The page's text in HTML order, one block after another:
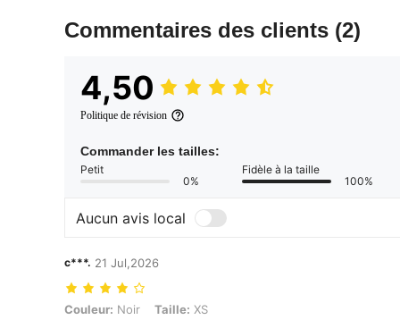
Commentaires des clients (2)
4,50
Politique de révision
Commander les tailles:
Petit
0%
Fidèle à la taille
100%
Aucun avis local
c***. 21 Jul,2026
Couleur: Noir, Taille: XS
Couleur: Noir Taille: XS